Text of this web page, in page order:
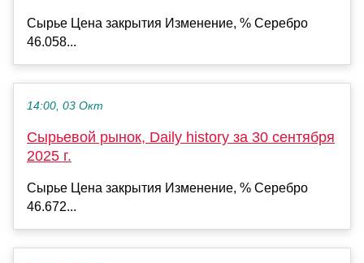
Сырье Цена закрытия Изменение, % Серебро
46.058...
14:00, 03 Окт
Сырьевой рынок, Daily history за 30 сентября
2025 г.
Сырье Цена закрытия Изменение, % Серебро
46.672...